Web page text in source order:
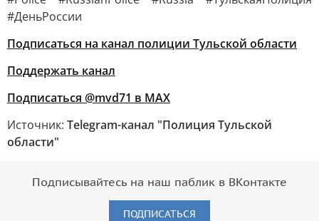
#ДеньРоссии
Подписаться на канал полиции Тульской области
Поддержать канал
Подписаться @mvd71 в MAX
Источник: Telegram-канал "Полиция Тульской
области"
Подписывайтесь на наш паблик в ВКонтакте
ПОДПИСАТЬСЯ